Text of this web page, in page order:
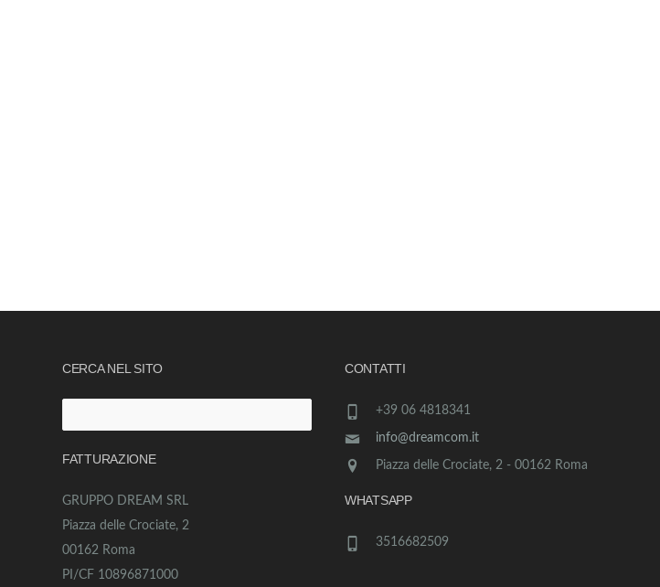
CERCA NEL SITO
per:
FATTURAZIONE
GRUPPO DREAM SRL
Piazza delle Crociate, 2
00162 Roma
PI/CF 10896871000
CONTATTI
+39 06 4818341
info@dreamcom.it
Piazza delle Crociate, 2 - 00162 Roma
WHATSAPP
3516682509